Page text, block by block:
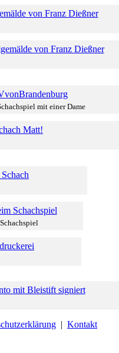
mit einer Dame
| Kontakt